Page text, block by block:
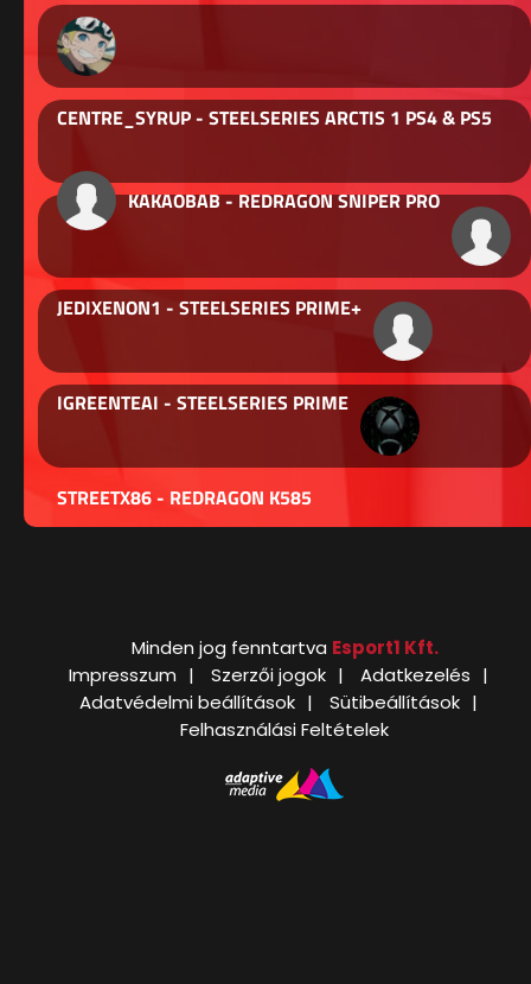
CENTRE_SYRUP - STEELSERIES ARCTIS 1 PS4 & PS5
KAKAOBAB - REDRAGON SNIPER PRO
JEDIXENON1 - STEELSERIES PRIME+
IGREENTEAI - STEELSERIES PRIME
STREETX86 - REDRAGON K585
Minden jog fenntartva Esport1 Kft.
Impresszum
Szerzői jogok
Adatkezelés
Adatvédelmi beállítások
Sütibeállítások
Felhasználási Feltételek